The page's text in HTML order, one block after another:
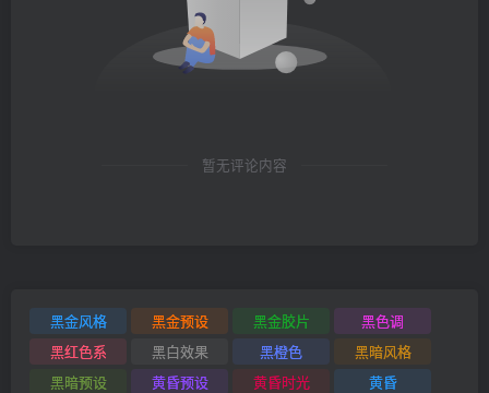
暂无评论内容
黑金风格 黑金预设 黑金胶片
黑色调
黑红色系
黑白效果 黑橙色
黑暗风格
黑暗预设
黄昏预设 黄昏时光
黄昏